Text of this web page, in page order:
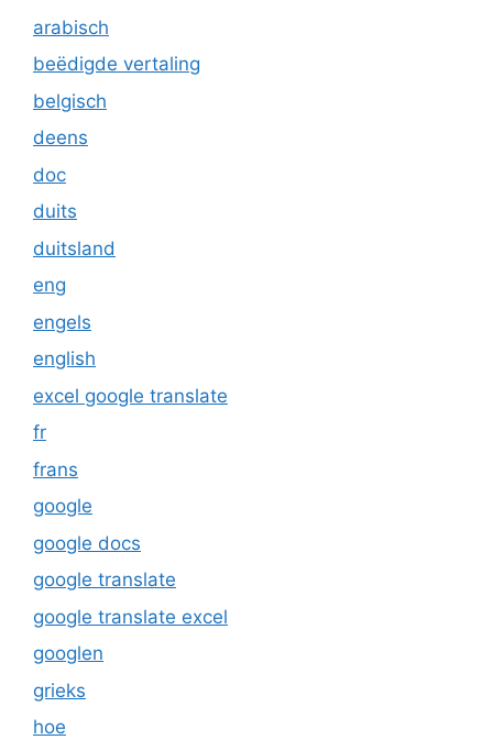
arabisch
beëdigde vertaling
belgisch
deens
doc
duits
duitsland
eng
engels
english
excel google translate
fr
frans
google
google docs
google translate
google translate excel
googlen
grieks
hoe